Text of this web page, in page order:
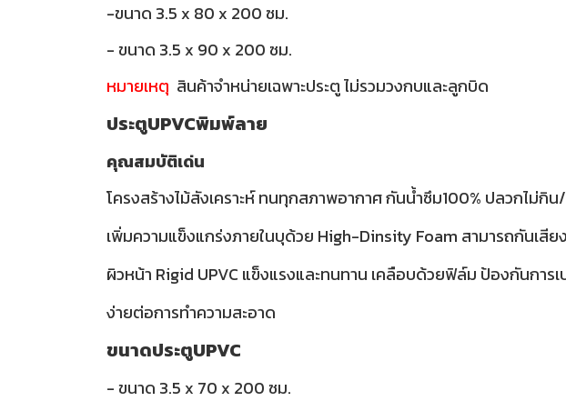
-ขนาด 3.5 x 80 x 200 ซม.
- ขนาด 3.5 x 90 x 200 ซม.
หมายเหตุ สินค้าจำหน่ายเฉพาะประตู ไม่รวมวงกบและลูกบิด
ประตูUPVCพิมพ์ลาย
คุณสมบัติเด่น
โครงสร้างไม้สังเคราะห์ ทนทุกสภาพอากาศ กันน้ำซึม100% ปลวกไม่กิ
เพิ่มความแข็งแกร่งภายในบุด้วย High-Dinsity Foam สามารถกันเสีย
ผิวหน้า Rigid UPVC แข็งแรงและทนทาน เคลือบด้วยฟิล์ม ป้องกันการ
ง่ายต่อการทำความสะอาด
ขนาดประตูUPVC
- ขนาด 3.5 x 70 x 200 ซม.